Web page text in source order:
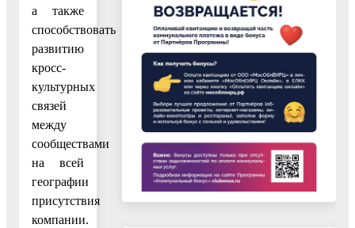
а также
способствовать
развитию
кросс-
культурных
связей
между
сообществами
на всей
географии
присутствия
компании.